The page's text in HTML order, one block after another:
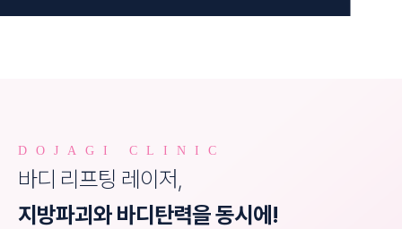
DOJAGI CLINIC
바디 리프팅 레이저,
지방파괴와 바디탄력을 동시에!